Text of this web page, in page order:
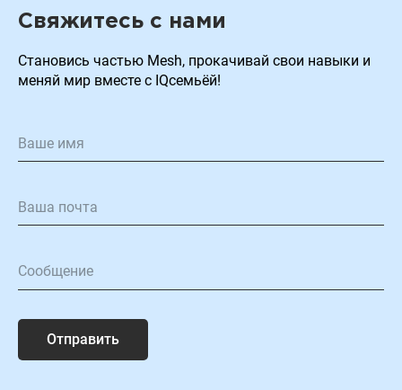
Свяжитесь с нами
Становиcь частью Mesh, прокачивай свои навыки и
меняй мир вместе с IQсемьёй!
Отправить